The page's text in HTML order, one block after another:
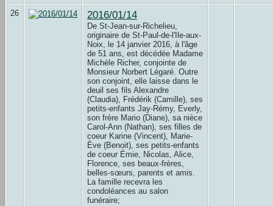
26 2016/01/14
De St-Jean-sur-Richelieu,
originaire de St-Paul-de-l'Ile-aux-
Noix, le 14 janvier 2016, à l'âge
de 51 ans, est décédée Madame
Michèle Richer, conjointe de
Monsieur Norbert Légaré. Outre
son conjoint, elle laisse dans le
deuil ses fils Alexandre
(Claudia), Frédérik (Camille), ses
petits-enfants Jay-Rémy, Everly,
son frère Mario (Diane), sa nièce
Carol-Ann (Nathan), ses filles de
coeur Karine (Vincent), Marie-
Ève (Benoit), ses petits-enfants
de coeur Émie, Nicolas, Alice,
Florence, ses beaux-frères,
belles-sœurs, parents et amis.
La famille recevra les
condoléances au salon
funéraire;